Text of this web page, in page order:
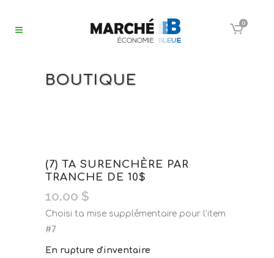
0
BOUTIQUE
(7) TA SURENCHÈRE PAR
TRANCHE DE 10$
10.00 $
Choisi ta mise supplémentaire pour l’item
#7
En rupture d'inventaire